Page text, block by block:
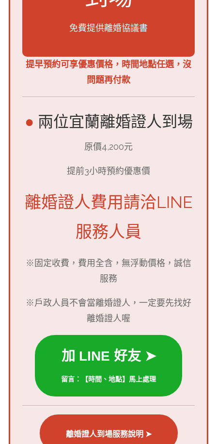
免費提供離婚協議書
提早預約可享優惠價格，時間地點任選，沒
問題再付款
● 兩位宜蘭離婚證人到場
原價4,200元
提前3小時預約優惠價
離婚證人費用請洽LINE
服務人員
※固定收費，費用全含，無浮動價格，誠信
服務
※戶政人員不會當離婚證人，一定要先找好
離婚證人喔
加 LINE 好友 ➤
留言：【時間、地點】馬上處理
離婚證人到場服務說明 ➤